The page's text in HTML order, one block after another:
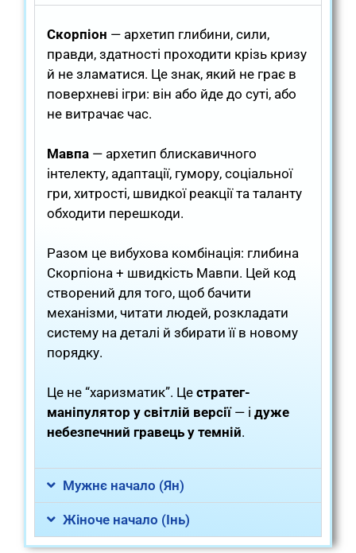
Скорпіон — архетип глибини, сили,
правди, здатності проходити крізь кризу
й не зламатися. Це знак, який не грає в
поверхневі ігри: він або йде до суті, або
не витрачає час.
Мавпа — архетип блискавичного
інтелекту, адаптації, гумору, соціальної
гри, хитрості, швидкої реакції та таланту
обходити перешкоди.
Разом це вибухова комбінація: глибина
Скорпіона + швидкість Мавпи. Цей код
створений для того, щоб бачити
механізми, читати людей, розкладати
систему на деталі й збирати її в новому
порядку.
Це не “харизматик”. Це стратег-
маніпулятор у світлій версії— і дуже
небезпечний гравець у темній.
Мужнє начало (Ян)
Жіноче начало (Інь)